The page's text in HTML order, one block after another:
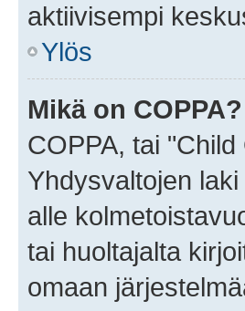
aktiivisempi
Ylös
Mikä on COPPA?
COPPA, tai
Yhdysvaltojen
alle
tai huoltajalta
omaan